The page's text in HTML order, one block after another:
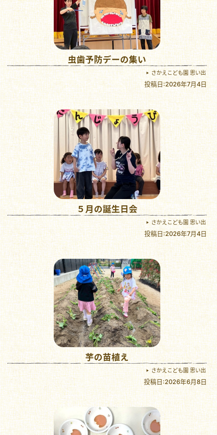
虫歯予防デーの集い
さかえこども園 思い出
投稿日:2026年7月4日
５月の誕生日会
さかえこども園 思い出
投稿日:2026年7月4日
芋の苗植え
さかえこども園 思い出
投稿日:2026年6月8日